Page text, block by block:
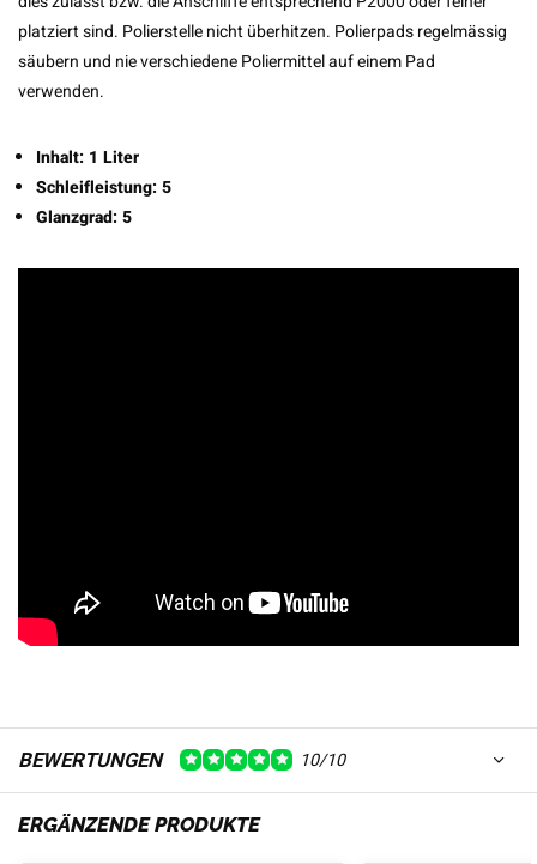
platziert sind. Polierstelle nicht überhitzen. Polierpads regelmässig
säubern und nie verschiedene Poliermittel auf einem Pad
verwenden.
Inhalt: 1 Liter
Schleifleistung: 5
Glanzgrad: 5
BEWERTUNGEN 10/10
ERGÄNZENDE PRODUKTE